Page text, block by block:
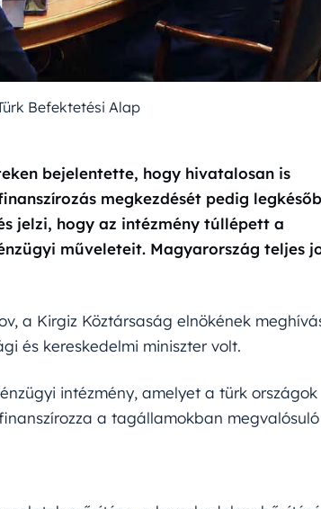
Befektetési Alap
bejelentette, hogy hivatalosan is
megkezdését pedig
jelzi, hogy az intézmény túllépett a
műveleteit. Magyarország teljes
a Kirgiz Köztársaság elnökének
és kereskedelmi miniszter volt.
intézmény, amelyet a türk országok
a tagállamokban megvalósuló